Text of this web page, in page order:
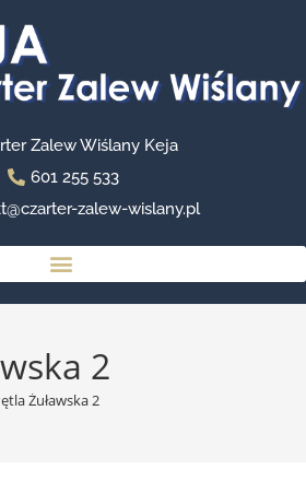
Zalew Wiślany Keja
601 255 533
zalew-wislany.pl
2
Żuławska 2